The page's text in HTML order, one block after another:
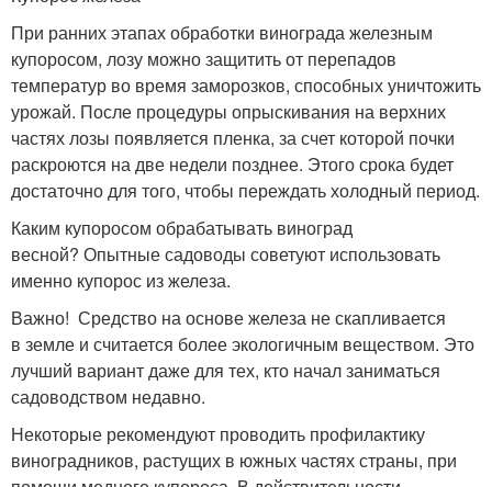
При ранних этапах обработки винограда железным
купоросом, лозу можно защитить от перепадов
температур во время заморозков, способных уничтожить
урожай. После процедуры опрыскивания на верхних
частях лозы появляется пленка, за счет которой почки
раскроются на две недели позднее. Этого срока будет
достаточно для того, чтобы переждать холодный период.
Каким купоросом обрабатывать виноград
весной? Опытные садоводы советуют использовать
именно купорос из железа.
Важно! Средство на основе железа не скапливается
в земле и считается более экологичным веществом. Это
лучший вариант даже для тех, кто начал заниматься
садоводством недавно.
Некоторые рекомендуют проводить профилактику
виноградников, растущих в южных частях страны, при